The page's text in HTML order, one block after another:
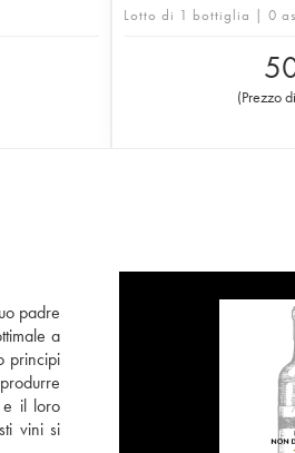
Lotto di 1 bottiglia | 0
(Prezzo
padre
a
principi
e il loro
vini si